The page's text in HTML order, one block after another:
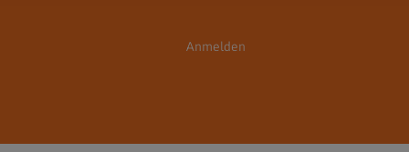
Anmelden